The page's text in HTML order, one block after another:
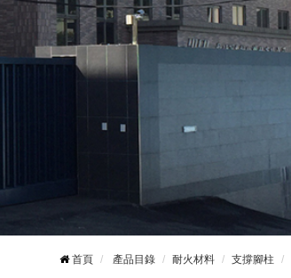
首頁 產品目錄 耐火材料 支撐腳柱